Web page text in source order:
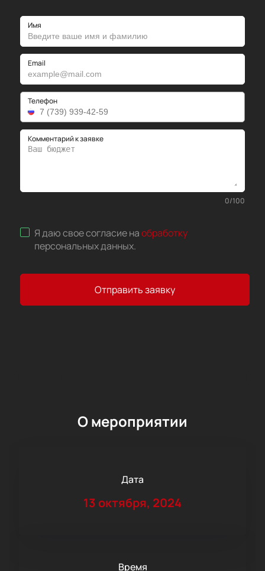
Имя
Email
Телефон
Комментарий к заявке
0/100
Я даю свое согласие наобработку
персональных данных.
Отправить заявку
О мероприятии
Дата
13 октября, 2024
Время